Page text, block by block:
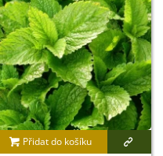
Přidat do košíku